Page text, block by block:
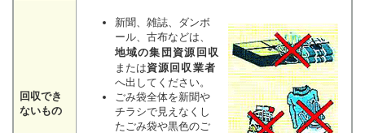
回収でき
ないもの
新聞、雑誌、ダンボ
ール、古布などは、
地域の集団資源回収
または資源回収業者
へ出してください。
ごみ袋全体を新聞や
チラシで見えなくし
たごみ袋や黒色のご